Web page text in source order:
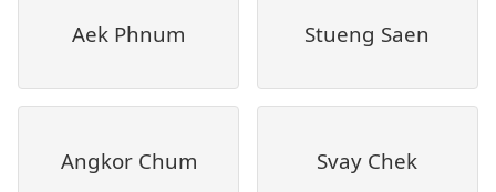
Aek Phnum Stueng Saen
Angkor Chum Svay Chek